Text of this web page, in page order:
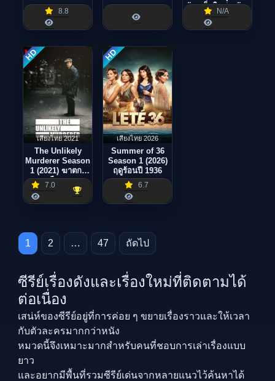
8.8
บ้านเล็กในทุ่งกว้าง
N/A
HD
เสียงไทย 2021
The Unlikely
Murderer Season
1 (2021) ฆาตกร
เหนือคาด
7.0
HD
เสียงไทย 2026
Summer of 36
Season 1 (2026)
ฤดูร้อนปี 1936
6.7
Posts pagination
1 2 … 47 ถัดไป
ซีรีย์เรื่องดังและเรื่องใหม่ที่ติดตามได้
ต่อเนื่อง
เสน่ห์ของซีรีย์อยู่ที่การค่อย ๆ ขยายเรื่องราวและให้เวลา
กับตัวละครมากกว่าหนัง
หมวดนี้จึงเหมาะมากสำหรับคนที่ชอบการเล่าเรื่องแบบ
ยาว
และอยากมีพื้นที่รวมซีรีย์เด่นจากหลายแนวไว้ค้นหาได้